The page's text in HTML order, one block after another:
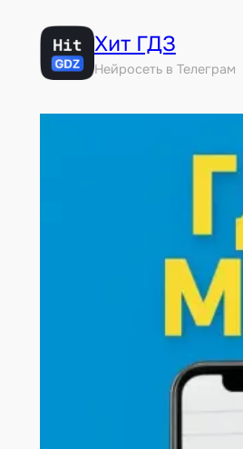
содержимому
Хит ГДЗ
Нейросеть в Телеграм